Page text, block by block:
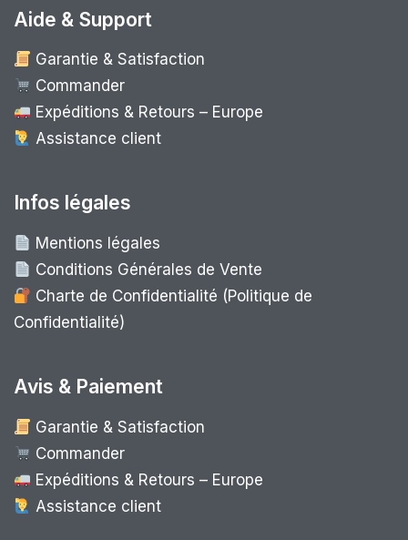
Aide & Support
Garantie & Satisfaction
Commander
Expéditions & Retours – Europe
Assistance client
Infos légales
Mentions légales
Conditions Générales de Vente
Charte de Confidentialité (Politique de
Confidentialité)
Avis & Paiement
Garantie & Satisfaction
Commander
Expéditions & Retours – Europe
Assistance client